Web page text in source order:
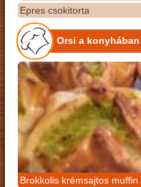
Epres csokitorta
Orsi a konyhában
Brokkolis krémsajtos muffin